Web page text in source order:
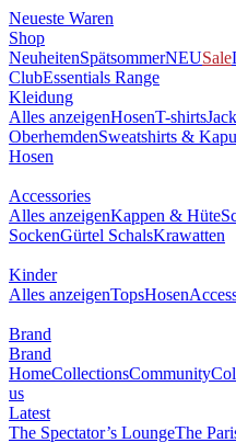
Neueste Waren
Shop
NeuheitenSpätsommerNEUSale
ClubEssentials Range
Kleidung
Alles anzeigenHosenT-shirts
OberhemdenSweatshirts &
Hosen
Accessories
Alles anzeigenKappen & Hüte
SockenGürtel SchalsKrawatten
Kinder
Alles anzeigenTopsHosen
Brand
Brand
HomeCollectionsCommunity
us
Latest
The Spectator’s LoungeThe